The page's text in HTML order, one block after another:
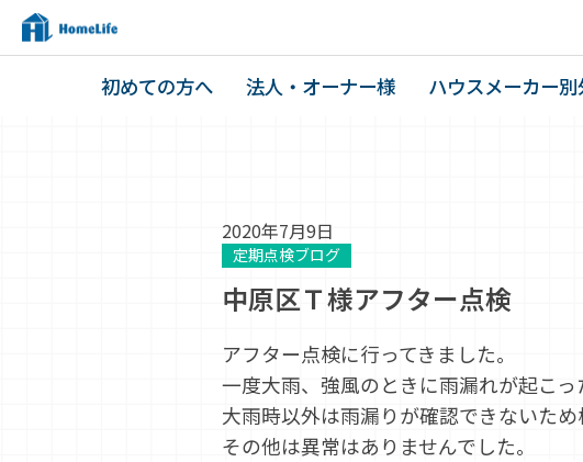
初めての方へ 法人・オーナー様 ハウスメーカー
2020年7月9日
定期点検ブログ
中原区Ｔ様アフター点検
アフター点検に行ってきました。
一度大雨、強風のときに雨漏れが起こ
大雨時以外は雨漏りが確認できないた
その他は異常はありませんでした。